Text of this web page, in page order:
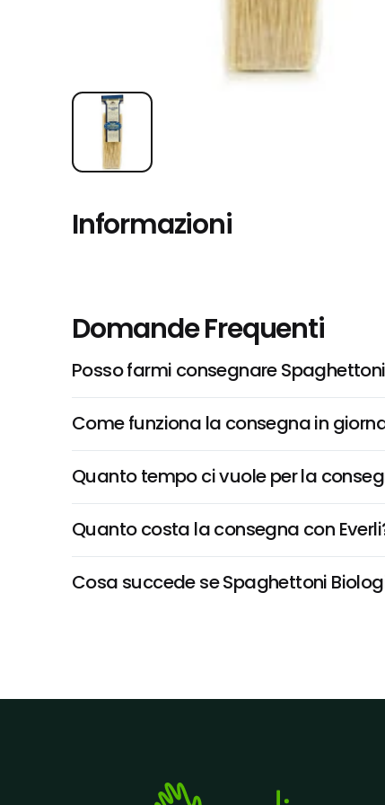
Informazioni
Domande Frequenti
Posso farmi consegnare
Come funziona la consegna in
Quanto tempo ci vuole per la
Quanto costa la consegna con
Cosa succede se Spaghettoni